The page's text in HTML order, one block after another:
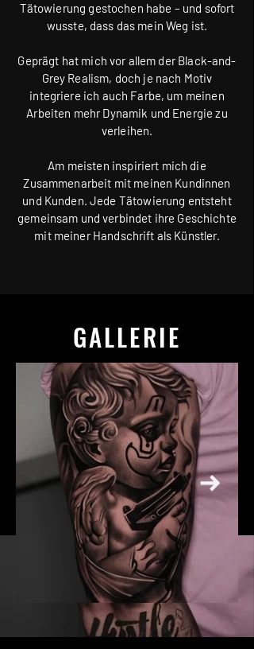
Tätowierung gestochen habe – und sofort
wusste, dass das mein Weg ist.
Geprägt hat mich vor allem der Black-and-
Grey Realism, doch je nach Motiv
integriere ich auch Farbe, um meinen
Arbeiten mehr Dynamik und Energie zu
verleihen.
Am meisten inspiriert mich die
Zusammenarbeit mit meinen Kundinnen
und Kunden. Jede Tätowierung entsteht
gemeinsam und verbindet ihre Geschichte
mit meiner Handschrift als Künstler.
GALLERIE